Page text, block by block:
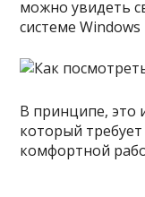
можно увидеть
системе
В принципе, это
который
комфортной